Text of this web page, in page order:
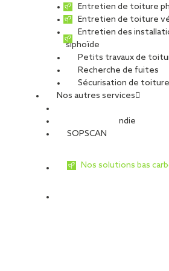
Entretien de toiture
Entretien de toiture
Entretien des
siphoïde
Petits travaux de
Recherche de fuites
Sécurisation de toiture
Nos autres services
Sécurité Incendie
SOPSCAN
Nos solutions bas